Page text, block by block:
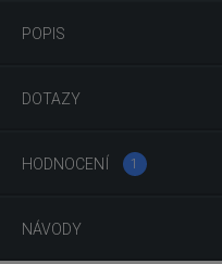
POPIS
DOTAZY
HODNOCENÍ 1
NÁVODY